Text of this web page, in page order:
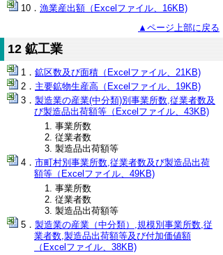
漁業産出額（Excelファイル、16KB)
▲ページ上部に戻る
12 鉱工業
鉱区数及び面積（Excelファイル、21KB)
主要鉱物生産高（Excelファイル、19KB)
製造業の産業(中分類)別事業所数,従業者数及
び製造品出荷額等（Excelファイル、43KB)
事業所数
従業者数
製造品出荷額等
市町村別事業所数,従業者数及び製造品出荷
額等（Excelファイル、49KB)
事業所数
従業者数
製造品出荷額等
製造業の産業（中分類）,規模別事業所数,従
業者数,製造品出荷額等及び付加価値額
（Excelファイル、38KB)